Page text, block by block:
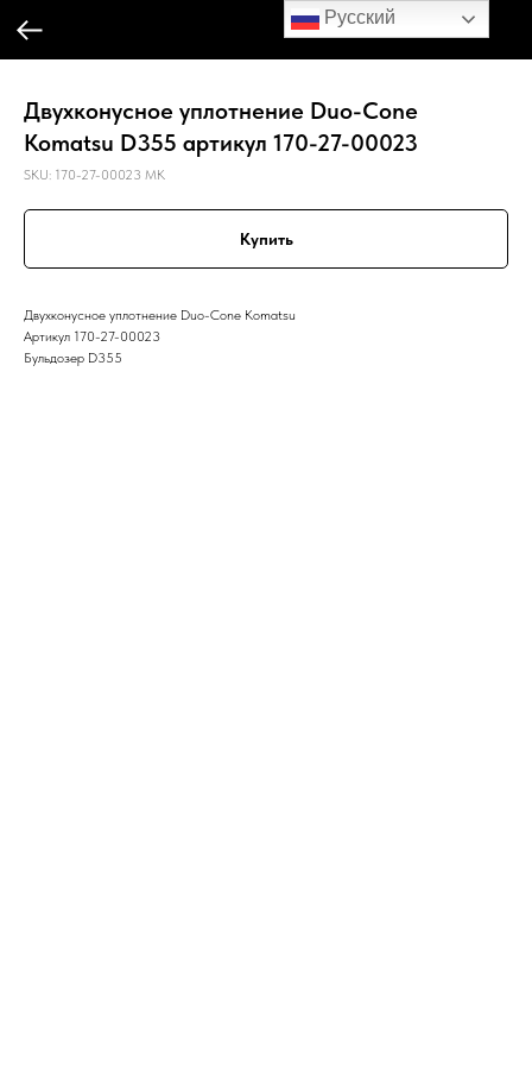
Русский
Двухконусное уплотнение Duo-Cone
Komatsu D355 артикул 170-27-00023
SKU: 170-27-00023 MK
Купить
Двухконусное уплотнение Duo-Cone Komatsu
Артикул 170-27-00023
Бульдозер D355